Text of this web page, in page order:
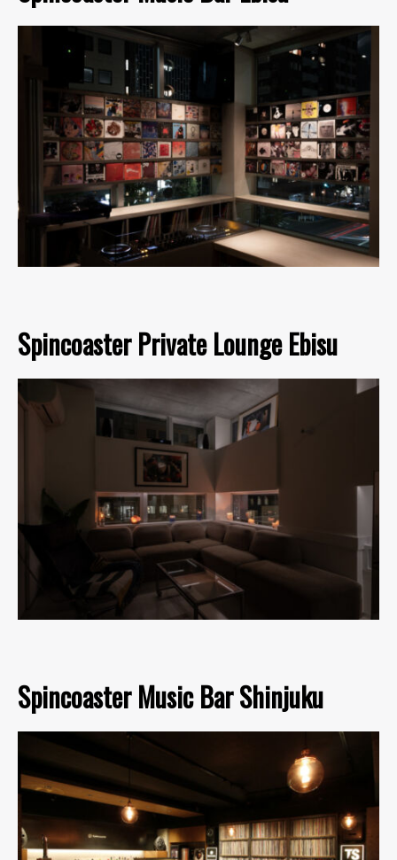
Spincoaster Private Lounge Ebisu
Spincoaster Music Bar Shinjuku